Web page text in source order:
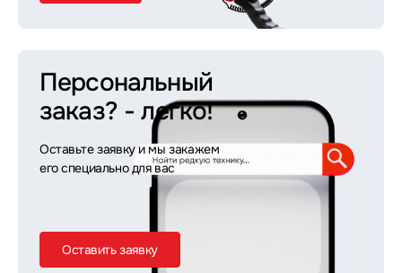
Персональный
заказ? - легко!
Оставьте заявку и мы закажем
его специально для вас
Оставить заявку